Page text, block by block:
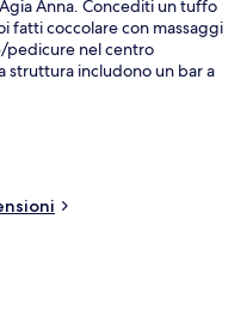
Anna. Concediti un tuffo
fatti coccolare con massaggi
pedicure nel centro
struttura includono un bar a